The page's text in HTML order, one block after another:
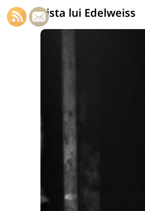
Lista lui Edelweiss